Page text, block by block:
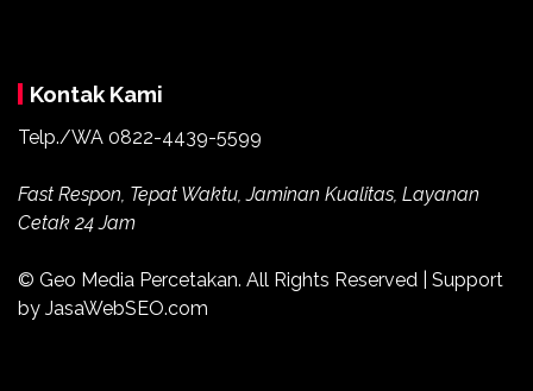
Kontak Kami
Telp./WA 0822-4439-5599
Fast Respon, Tepat Waktu, Jaminan Kualitas, Layanan
Cetak 24 Jam
© Geo Media Percetakan. All Rights Reserved | Support
by JasaWebSEO.com